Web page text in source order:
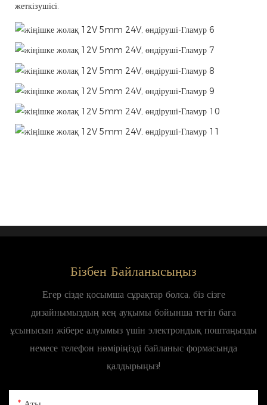
жеткізушісі.
Бізбен Байланысыңыз
Егер сізде қосымша сұрақтар болса, біз сізге
дизайнымыздың кең ауқымы бойынша тегін баға
ұсынысын жібере алуымыз үшін электрондық поштаңызды
немесе телефон нөміріңізді байланыс формасында
қалдырыңыз!